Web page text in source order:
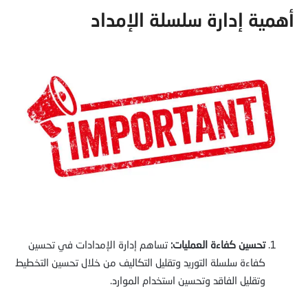
أهمية إدارة سلسلة الإمداد
تحسين كفاءة العمليات: تساهم إدارة الإمدادات في تحسين
كفاءة سلسلة التوريد وتقليل التكاليف من خلال تحسين التخطيط
وتقليل الفاقد وتحسين استخدام الموارد.